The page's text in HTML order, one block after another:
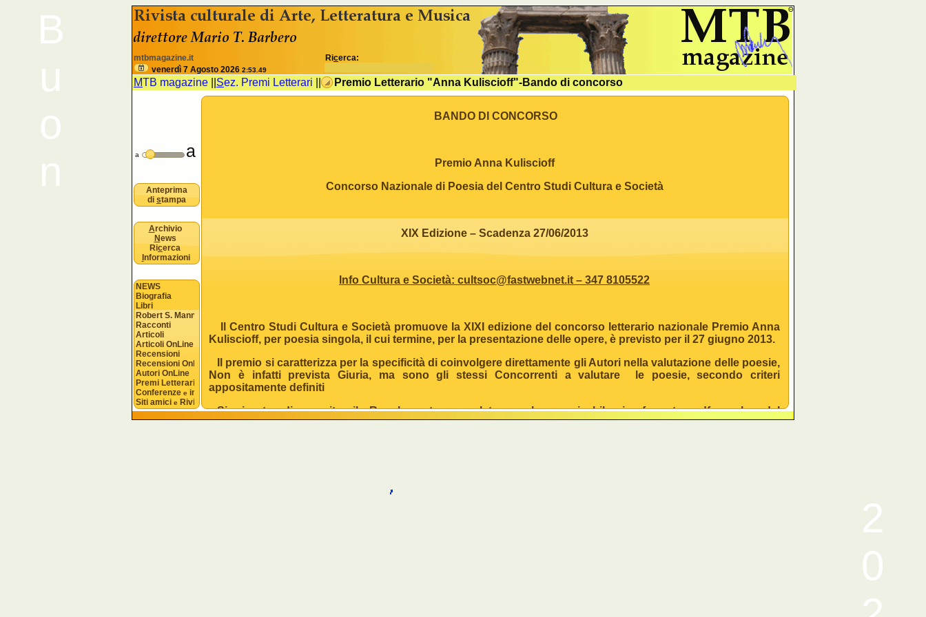
B
u
o
n
2
0
Θ
venerdì 7 Agosto 2026 2:53.49
mtbmagazine.it Ricerca:
MTB magazine Sez. Premi Letterari Premio Letterario "Anna Kuliscioff"-Bando di concorso
<% //deve esistere nomeSezione e idSezione come variabili js %>
BANDO DI CONCORSO
Premio Anna Kuliscioff
Concorso Nazionale di Poesia del Centro Studi Cultura e Società
XIX Edizione – Scadenza 27/06/2013
Info Cultura e Società: cultsoc@fastwebnet.it – 347 8105522
Il Centro Studi Cultura e Società promuove la XIXI edizione del concorso letterario nazionale Premio Anna
Kuliscioff, per poesia singola, il cui termine, per la presentazione delle opere, è previsto per il 27 giugno 2013.
Il premio si caratterizza per la specificità di coinvolgere direttamente gli Autori nella valutazione delle poesie,
Non è infatti prevista Giuria, ma sono gli stessi Concorrenti a valutare le poesie, secondo criteri
appositamente definiti
Si riporta di seguito il Regolamento completo, anche scaricabile in formato pdf anche dal
sitodell’associazionehttp://culturaesocieta.gsvision.it/e da Facebook
a a
Anteprima
di stampa
Archivio
News
Ricerca
nformazioni
NEWS
Biografia
Libri
Robert S. Mannon
Racconti
Articoli
Articoli OnLine
Recensioni
Recensioni OnLine
Autori OnLine
Premi Letterari
Conferenze e interviste
Siti amici e Riviste
alessandro.marchisio@gmail.com